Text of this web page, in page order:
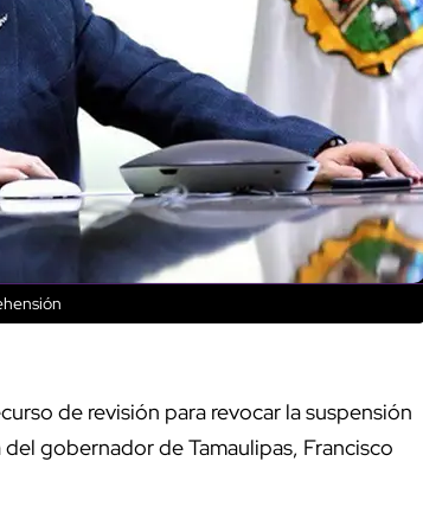
de revisión para revocar la suspensión
gobernador de Tamaulipas, Francisco